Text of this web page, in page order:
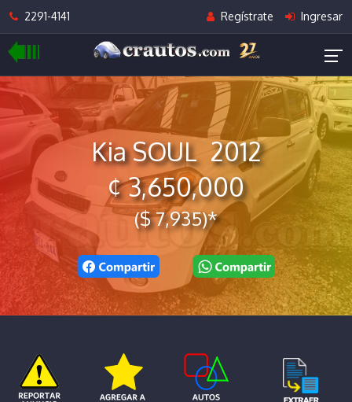
2291-4141 Regístrate Ingresar
Kia SOUL 2012
¢ 3,650,000
($ 7,935)*